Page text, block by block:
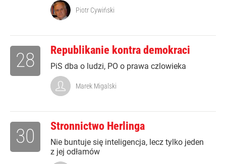
Piotr Cywiński
Republikanie kontra demokraci
PiS dba o ludzi, PO o prawa czlowieka
28
Marek Migalski
Stronnictwo Herlinga
Nie buntuje się inteligencja, lecz tylko jeden
z jej odłamów
30